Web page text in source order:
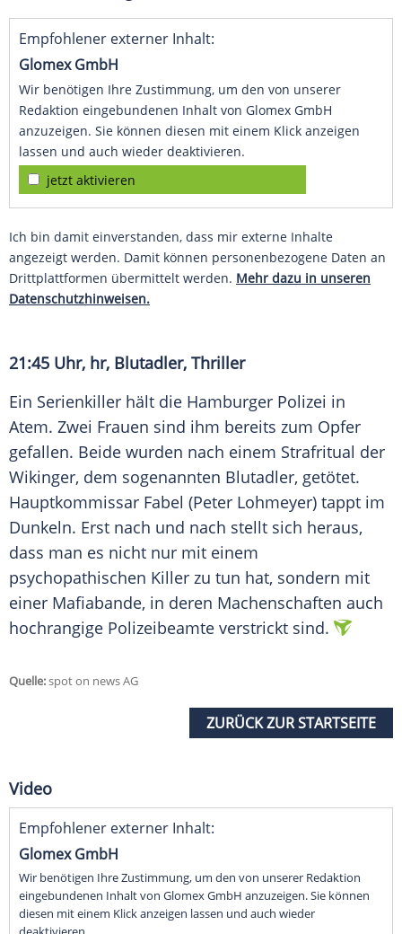
Empfohlener externer Inhalt:
Glomex GmbH
Wir benötigen Ihre Zustimmung, um den von unserer
Redaktion eingebundenen Inhalt von Glomex GmbH
anzuzeigen. Sie können diesen mit einem Klick anzeigen
lassen und auch wieder deaktivieren.
jetzt aktivieren
Ich bin damit einverstanden, dass mir externe Inhalte
angezeigt werden. Damit können personenbezogene Daten an
Drittplattformen übermittelt werden. Mehr dazu in unseren
Datenschutzhinweisen.
21:45 Uhr, hr, Blutadler, Thriller
Ein Serienkiller hält die Hamburger Polizei in
Atem. Zwei Frauen sind ihm bereits zum Opfer
gefallen. Beide wurden nach einem Strafritual der
Wikinger, dem sogenannten Blutadler, getötet.
Hauptkommissar Fabel (Peter Lohmeyer) tappt im
Dunkeln. Erst nach und nach stellt sich heraus,
dass man es nicht nur mit einem
psychopathischen Killer zu tun hat, sondern mit
einer Mafiabande, in deren Machenschaften auch
hochrangige Polizeibeamte verstrickt sind.
Quelle:spot on news AG
ZURÜCK ZUR STARTSEITE
Video
Empfohlener externer Inhalt:
Glomex GmbH
Wir benötigen Ihre Zustimmung, um den von unserer Redaktion
eingebundenen Inhalt von Glomex GmbH anzuzeigen. Sie können
diesen mit einem Klick anzeigen lassen und auch wieder